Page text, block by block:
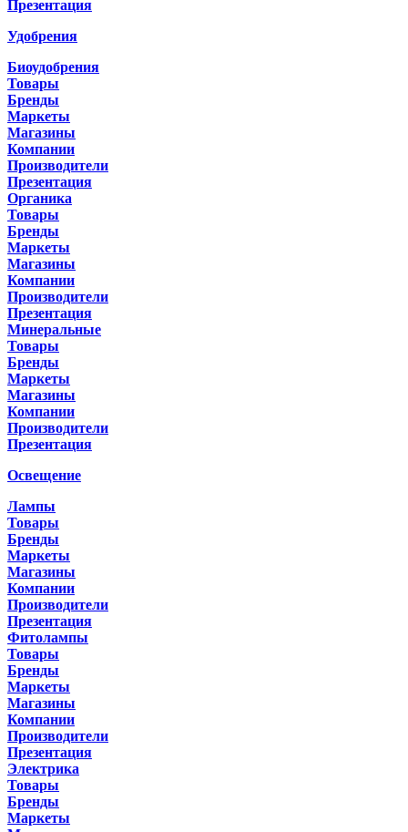
Презентация
Удобрения
Биоудобрения
Товары
Бренды
Маркеты
Магазины
Компании
Производители
Презентация
Органика
Товары
Бренды
Маркеты
Магазины
Компании
Производители
Презентация
Минеральные
Товары
Бренды
Маркеты
Магазины
Компании
Производители
Презентация
Освещение
Лампы
Товары
Бренды
Маркеты
Магазины
Компании
Производители
Презентация
Фитолампы
Товары
Бренды
Маркеты
Магазины
Компании
Производители
Презентация
Электрика
Товары
Бренды
Маркеты